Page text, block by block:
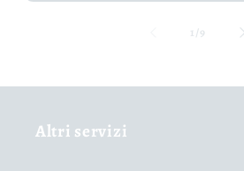
1/su9
Altri servizi